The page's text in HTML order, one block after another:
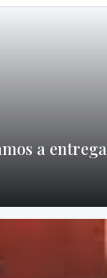
a